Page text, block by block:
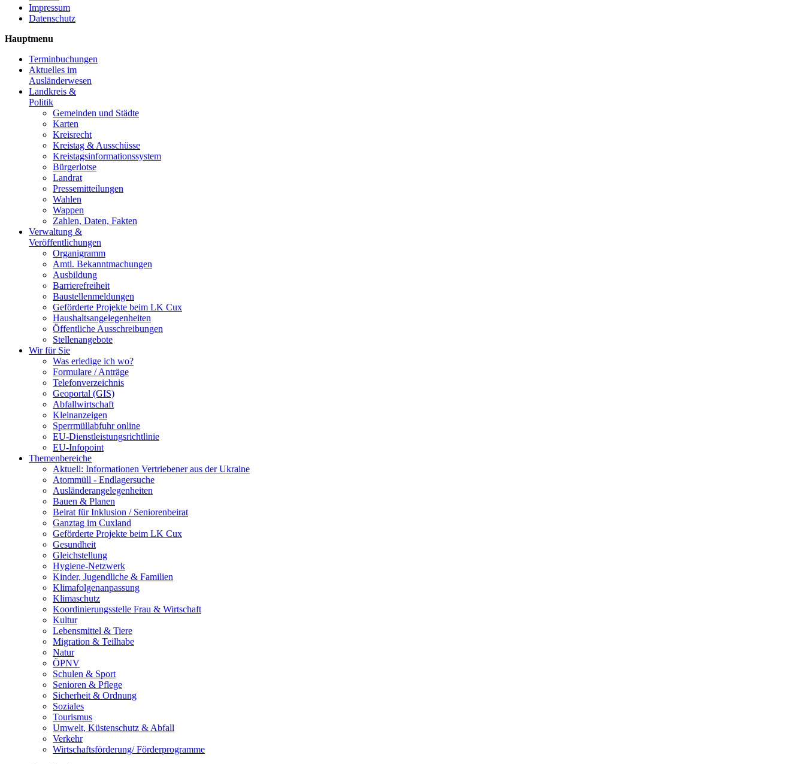
Impressum
Datenschutz
Hauptmenu
Terminbuchungen
Aktuelles im
Ausländerwesen
Landkreis &
Politik
Gemeinden und Städte
Karten
Kreisrecht
Kreistag & Ausschüsse
Kreistagsinformationssystem
Bürgerlotse
Landrat
Pressemitteilungen
Wahlen
Wappen
Zahlen, Daten, Fakten
Verwaltung &
Veröffentlichungen
Organigramm
Amtl. Bekanntmachungen
Ausbildung
Barrierefreiheit
Baustellenmeldungen
Geförderte Projekte beim LK Cux
Haushaltsangelegenheiten
Öffentliche Ausschreibungen
Stellenangebote
Wir für Sie
Was erledige ich wo?
Formulare / Anträge
Telefonverzeichnis
Geoportal (GIS)
Abfallwirtschaft
Kleinanzeigen
Sperrmüllabfuhr online
EU-Dienstleistungsrichtlinie
EU-Infopoint
Themenbereiche
Aktuell: Informationen Vertriebener aus der Ukraine
Atommüll - Endlagersuche
Ausländerangelegenheiten
Bauen & Planen
Beirat für Inklusion / Seniorenbeirat
Ganztag im Cuxland
Geförderte Projekte beim LK Cux
Gesundheit
Gleichstellung
Hygiene-Netzwerk
Kinder, Jugendliche & Familien
Klimafolgenanpassung
Klimaschutz
Koordinierungsstelle Frau & Wirtschaft
Kultur
Lebensmittel & Tiere
Migration & Teilhabe
Natur
ÖPNV
Schulen & Sport
Senioren & Pflege
Sicherheit & Ordnung
Soziales
Tourismus
Umwelt, Küstenschutz & Abfall
Verkehr
Wirtschaftsförderung/ Förderprogramme